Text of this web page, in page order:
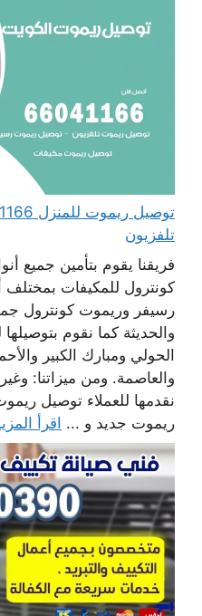
تلفزيون
فريقنا يقوم بتأمين جميع
كونترول للمكيفات بمختلف
رسيفر وريموت كونترول
والحديثة كما نقوم
الحولي ومبارك الكبير
والعاصمة. ومن ميزاتنا:
نقدمها للعملاء توصيل
ريموت جديد و ...
اقرأ